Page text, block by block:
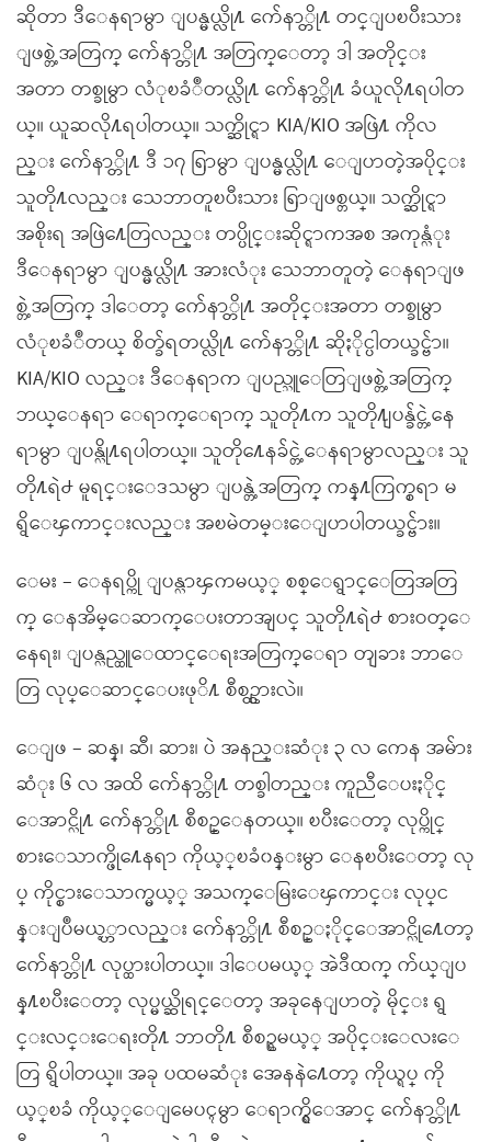
ဆိုတာ ဒီေနရာမွာ ျပန္မယ္လို႔ က်ေနာ္တို႔ တင္ျပၿပီးသား
ျဖစ္တဲ့အတြက္ က်ေနာ္တို႔ အတြက္ေတာ့ ဒါ အတိုင္း
အတာ တစ္ခုမွာ လံုၿခံဳတယ္လို႔ က်ေနာ္တို႔ ခံယူလို႔ရပါတ
ယ္။ ယူဆလို႔ရပါတယ္။ သက္ဆိုင္ရာ KIA/KIO အဖြဲ႔ ကိုလ
ည္း က်ေနာ္တို႔ ဒီ ၁၇ ရြာမွာ ျပန္မယ္လို႔ ေျပာတဲ့အပိုင္း
သူတို႔လည္း သေဘာတူၿပီးသား ရြာျဖစ္တယ္။ သက္ဆိုင္ရာ
အစိုးရ အဖြဲ႔ေတြလည္း တပ္ပိုင္းဆိုင္ရာကအစ အကုန္လံုး
ဒီေနရာမွာ ျပန္မယ္လို႔ အားလံုး သေဘာတူတဲ့ ေနရာျဖ
စ္တဲ့အတြက္ ဒါေတာ့ က်ေနာ္တို႔ အတိုင္းအတာ တစ္ခုမွာ
လံုၿခံဳတယ္ စိတ္ခ်ရတယ္လို႔ က်ေနာ္တို႔ ဆိုႏိုင္ပါတယ္ခင္ဗ်ာ။
KIA/KIO လည္း ဒီေနရာက ျပည္သူေတြျဖစ္တဲ့အတြက္
ဘယ္ေနရာ ေရာက္ေရာက္ သူတို႔က သူတို႔ျပန္ခ်င္တဲ့ေန
ရာမွာ ျပန္လို႔ရပါတယ္။ သူတို႔ေနခ်င္တဲ့ေနရာမွာလည္း သူ
တို႔ရဲ႕ မူရင္းေဒသမွာ ျပန္တဲ့အတြက္ ကန္႔ကြက္စရာ မ
ရွိေၾကာင္းလည္း အၿမဲတမ္းေျပာပါတယ္ခင္ဗ်ား။
ေမး – ေနရပ္ကို ျပန္လာၾကမယ့္ စစ္ေရွာင္ေတြအတြ
က္ ေနအိမ္ေဆာက္ေပးတာအျပင္ သူတို႔ရဲ႕ စားဝတ္ေ
နေရး၊ ျပန္လည္ထူေထာင္ေရးအတြက္ေရာ တျခား ဘာေ
တြ လုပ္ေဆာင္ေပးဖုိ႔ စီစဥ္ထားလဲ။
ေျဖ – ဆန္၊ ဆီ၊ ဆား၊ ပဲ အနည္းဆံုး ၃ လ ကေန အမ်ား
ဆံုး ၆ လ အထိ က်ေနာ္တို႔ တစ္ခါတည္း ကူညီေပးႏိုင္
ေအာင္လို႔ က်ေနာ္တို႔ စီစဥ္ေနတယ္။ ၿပီးေတာ့ လုပ္ကိုင္
စားေသာက္ဖို႔ေနရာ ကိုယ့္ၿခံ၀န္းမွာ ေနၿပီးေတာ့ လု
ပ္ ကိုင္စားေသာက္မယ့္ အသက္ေမြးေၾကာင္း လုပ္င
န္းျပဳမယ့္ဟာလည္း က်ေနာ္တို႔ စီစဥ္ႏိုင္ေအာင္လို႔ေတာ့
က်ေနာ္တို႔ လုပ္ထားပါတယ္။ ဒါေပမယ့္ အဲဒီထက္ က်ယ္ျပ
န္႔ၿပီးေတာ့ လုပ္မယ္ဆိုရင္ေတာ့ အခုနေျပာတဲ့ မိုင္း ရွ
င္းလင္းေရးတို႔ ဘာတို႔ စီစဥ္ရမယ့္ အပိုင္းေလးေ
တြ ရွိပါတယ္။ အခု ပထမဆံုး အေနနဲ႔ေတာ့ ကိုယ္ရပ္ ကို
ယ့္ၿခံ ကိုယ့္ေျမေပၚမွာ ေရာက္ရွိေအာင္ က်ေနာ္တို႔